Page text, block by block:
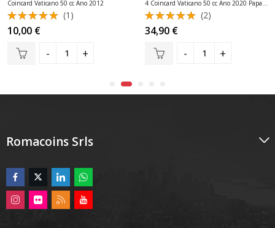
Coincard Vaticano 50 cc Ano 2012
Avaliação
5.00 de 5
(1)
10,00 € Avaliação
5.00 de 5
(2)
34,90 €
Romacoins Srls